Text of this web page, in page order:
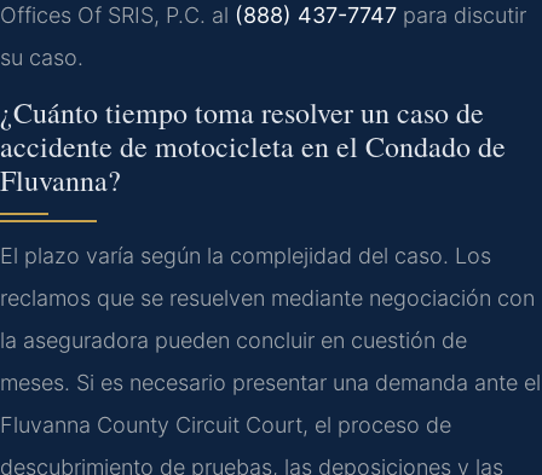
Offices Of SRIS, P.C. al (888) 437-7747 para discutir
su caso.
¿Cuánto tiempo toma resolver un caso de
accidente de motocicleta en el Condado de
Fluvanna?
El plazo varía según la complejidad del caso. Los
reclamos que se resuelven mediante negociación con
la aseguradora pueden concluir en cuestión de
meses. Si es necesario presentar una demanda ante el
Fluvanna County Circuit Court, el proceso de
descubrimiento de pruebas, las deposiciones y las